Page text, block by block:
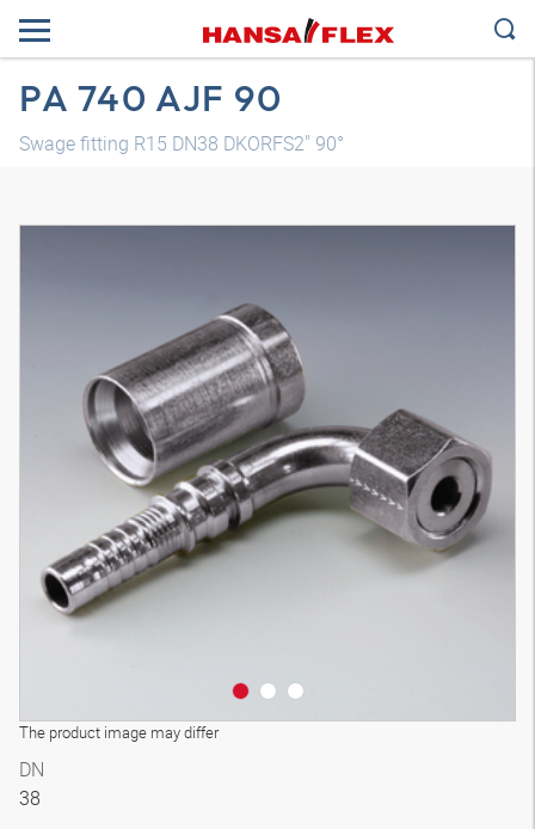
PA 740 AJF 90
Swage fitting R15 DN38 DKORFS2" 90°
The product image may differ
Трехмерная модель
DN
38